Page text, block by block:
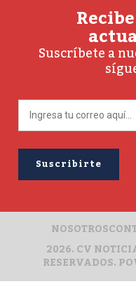
Suscríbete a
2026. CV
RESERVADOS.
NOSOTROS